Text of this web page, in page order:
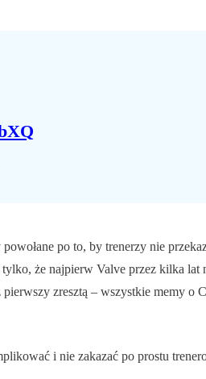
po to, by trenerzy nie
że najpierw Valve przez kilka lat
zresztą – wszystkie memy o
i nie zakazać po prostu